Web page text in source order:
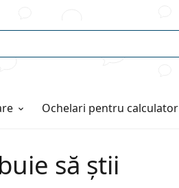
Ochelari pentru calculator
să știi